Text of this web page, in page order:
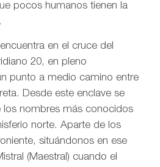
pocos humanos tienen la
en el cruce del
20, en pleno
punto a medio camino entre
Desde este enclave se
los nombres más conocidos
norte. Aparte de los
situándonos en ese
(Maestral) cuando el